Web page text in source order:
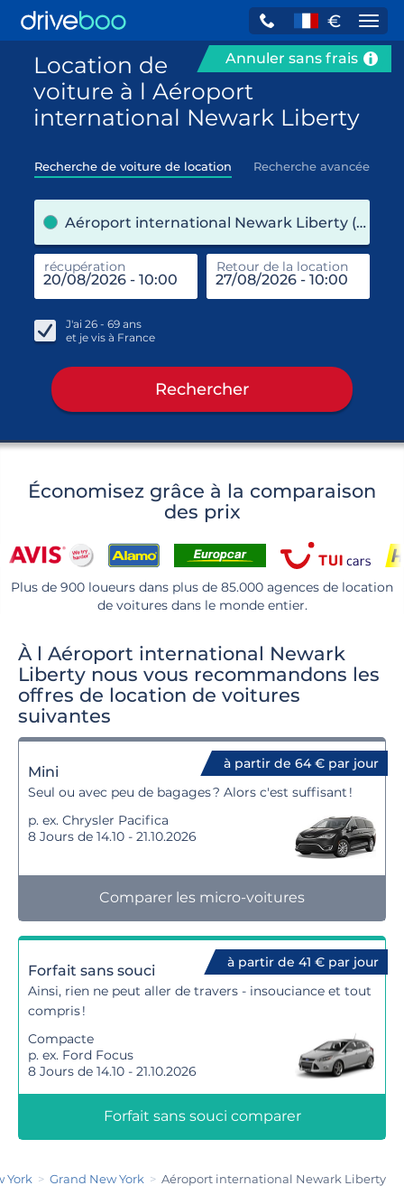
€
Annuler sans frais
Location de
voiture à l Aéroport
international Newark Liberty
Recherche de voiture de location Recherche avancée
Aéroport international Newark Liberty (État de New York / États-Unis)
récupération Retour de la location
J'ai 26 - 69 ans
et je vis à France
Rechercher
Économisez grâce à la comparaison
des prix
Plus de 900 loueurs dans plus de 85.000 agences de location
de voitures dans le monde entier.
À l Aéroport international Newark
Liberty nous vous recommandons les
offres de location de voitures
suivantes
à partir de 64 € par jour
Mini
Seul ou avec peu de bagages ? Alors c'est suffisant !
p. ex. Chrysler Pacifica
8 Jours de 14.10 - 21.10.2026
Comparer les micro-voitures
à partir de 41 € par jour
Forfait sans souci
Ainsi, rien ne peut aller de travers - insouciance et tout
compris !
Compacte
p. ex. Ford Focus
8 Jours de 14.10 - 21.10.2026
Forfait sans souci comparer
York Grand New York Aéroport international Newark Liberty